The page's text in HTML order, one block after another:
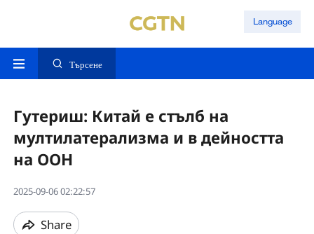
Language
Търсене
Гутериш: Китай е стълб на
мултилатерализма и в дейността
на ООН
2025-09-06 02:22:57
Share